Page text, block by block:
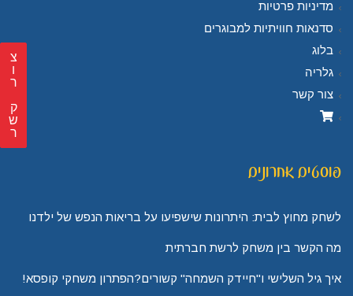
מדיניות פרטיות
סדנאות חוויתיות למבוגרים
בלוג
גלריה
צור קשר
פוסטים אחרונים
לשחק מחוץ לבית: היתרונות שישפיעו על בריאות הנפש של ילדנו
מה הקשר בין משחק לרשת חברתית
איך גיל השלישי ו"חיידק השמחה" קשורים?הפתרון משחקי קופסא!
צ
ר
ק
ש
ר